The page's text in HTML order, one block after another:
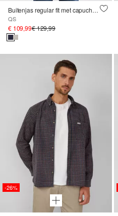
Buitenjas regular fit met capuchon en warme voering
QS
€ 109,99€ 129,99
-26%